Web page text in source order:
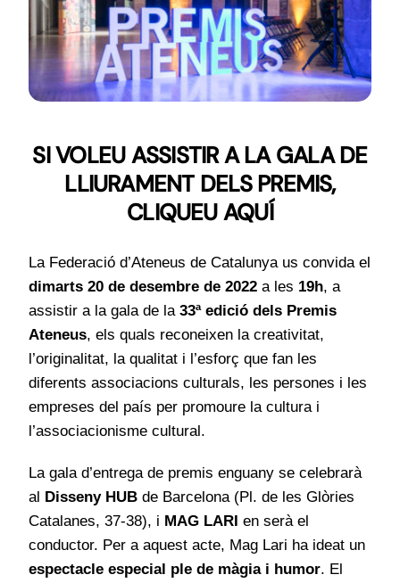
Notícies
Contacte
SI VOLEU ASSISTIR A LA GALA DE
LLIURAMENT DELS PREMIS,
CLIQUEU AQUÍ
La Federació d’Ateneus de Catalunya us convida el
dimarts 20 de desembre de 2022a les 19h, a
assistir a la gala de la 33ª edició dels Premis
Ateneus, els quals reconeixen la creativitat,
l’originalitat, la qualitat i l’esforç que fan les
diferents associacions culturals, les persones i les
empreses del país per promoure la cultura i
l’associacionisme cultural.
La gala d’entrega de premis enguany se celebrarà
al Disseny HUBde Barcelona (Pl. de les Glòries
Catalanes, 37-38), i MAG LARI en serà el
conductor. Per a aquest acte, Mag Lari ha ideat un
espectacle especial ple de màgia i humor. El